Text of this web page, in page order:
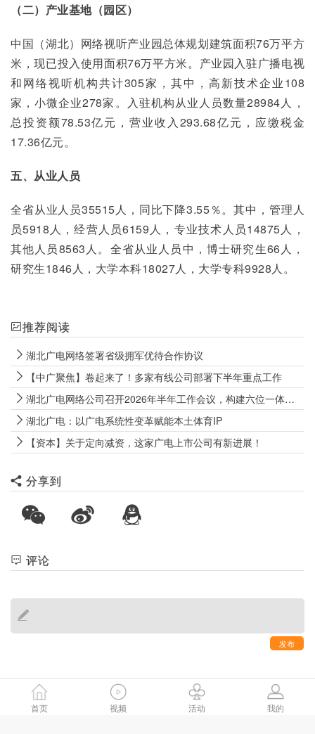
（二）产业基地（园区）
中国（湖北）网络视听产业园总体规划建筑面积76万平方
米，现已投入使用面积76万平方米。产业园入驻广播电视
和网络视听机构共计305家，其中，高新技术企业108
家，小微企业278家。入驻机构从业人员数量28984人，
总投资额78.53亿元，营业收入293.68亿元，应缴税金
17.36亿元。
五、从业人员
全省从业人员35515人，同比下降3.55％。其中，管理人
员5918人，经营人员6159人，专业技术人员14875人，
其他人员8563人。全省从业人员中，博士研究生66人，
研究生1846人，大学本科18027人，大学专科9928人。
推荐阅读
湖北广电网络签署省级拥军优待合作协议
【中广聚焦】卷起来了！多家有线公司部署下半年重点工作
湖北广电网络公司召开2026年半年工作会议，构建六位一体发展格局
湖北广电：以广电系统性变革赋能本土体育IP
【资本】关于定向减资，这家广电上市公司有新进展！
分享到
评论
发布
首页 视频 活动 我的